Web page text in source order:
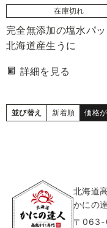
在庫切れ
完全無添加の塩水パッ
北海道産生うに
詳細を見る
並び替え 新着順 価格
北海道
かにの
〒